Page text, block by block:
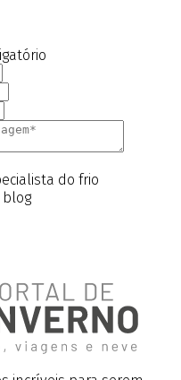
do frio
blog